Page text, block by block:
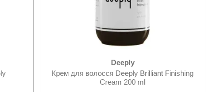
Deeply
Крем для волосся Deeply Brilliant Finishing
Cream 200 ml